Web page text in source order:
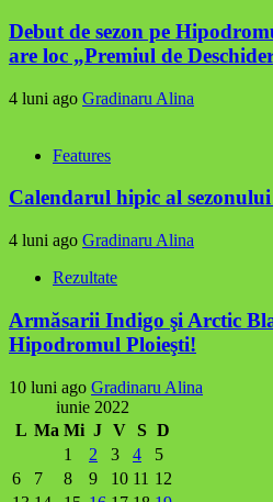
Debut de sezon pe
are loc „Premiul de
4 luni ago Gradinaru Alina
Features
Calendarul hipic al
4 luni ago Gradinaru Alina
Rezultate
Armăsarii Indigo şi Arctic
Hipodromul Ploieşti!
10 luni ago Gradinaru Alina
iunie 2022
L Ma Mi J V S D
1
2 3 4
5
6
7 8 9 10 11 12